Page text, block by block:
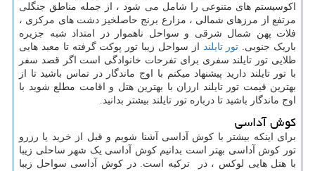
اکوسیستم های متنوعی را شامل می شود ، از جمله مناطق جنگلی
مرتفع از مرزهای شمالی ، مزارع برنج حاصلخیز دشت های مرکزی ،
فلات پهن شمال شرقی و سواحل ناهموار در امتداد شبه جزیره
باریک جنوبی. تور تایلند از سواحل زیبا تور پوکت گرفته تا معبد هایی
طلایی تور تایلند سفری برای تفرحات خانوادگی است اگر قصد سفر
با تور تایلند دارید پیشنهاد میکنم با اوج ماندگار در تماس باشید تا از
بهترین قیمت تور تایلند ارزان با بهترین هتل و اقامت مطلع شوید با
اوج ماندگار باشید تا درباره تور تایلند بیشتر بدانید.
کوش آداسی
برای اینکه بیشتر با کوش آداسی آشنا شویم و قبل از خرید یا رزرو
تور کوش آداسی بهتر است بدانیم کوش آداسی یک شهر ساحلی زیبا
با هتل هایی لوکس ، در ترکیه است. در کوش آداسی سواحل زیبا